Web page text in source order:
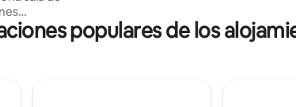
acres de
totalmente equipada y wifi de alta
velocidad, además de un «puerto de
populares de los